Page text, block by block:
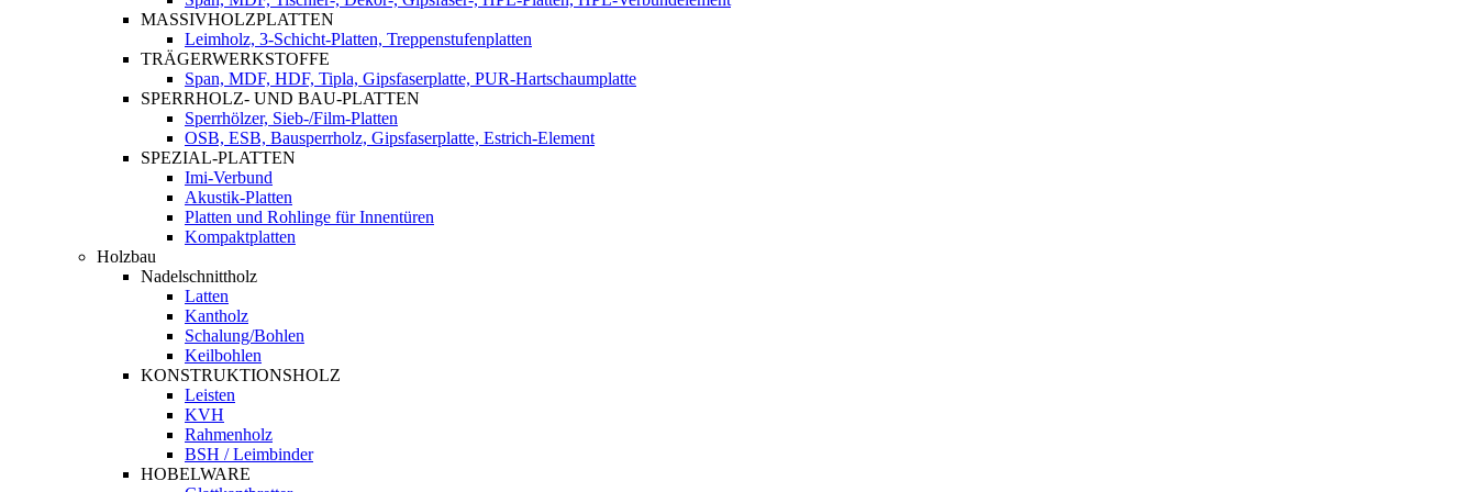
MASSIVHOLZPLATTEN
Leimholz, 3-Schicht-Platten, Treppenstufenplatten
TRÄGERWERKSTOFFE
Span, MDF, HDF, Tipla, Gipsfaserplatte, PUR-Hartschaumplatte
SPERRHOLZ- UND BAU-PLATTEN
Sperrhölzer, Sieb-/Film-Platten
OSB, ESB, Bausperrholz, Gipsfaserplatte, Estrich-Element
SPEZIAL-PLATTEN
Imi-Verbund
Akustik-Platten
Platten und Rohlinge für Innentüren
Kompaktplatten
Holzbau
Nadelschnittholz
Latten
Kantholz
Schalung/Bohlen
Keilbohlen
KONSTRUKTIONSHOLZ
Leisten
KVH
Rahmenholz
BSH / Leimbinder
HOBELWARE